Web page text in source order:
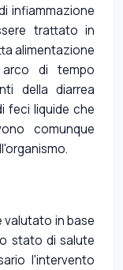
infiammazione
trattato in
alimentazione
di tempo
della diarrea
feci liquide che
comunque
valutato in base
stato di salute
l'intervento